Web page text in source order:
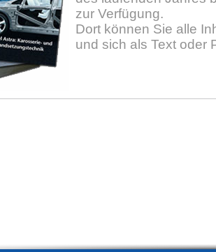
zur Verfügung.
Dort können Sie alle
und sich als Text oder